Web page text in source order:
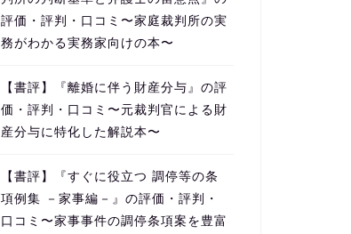
評価・評判・口コミ〜家庭裁判所の実
務がわかる実務家向けの本〜
【書評】『離婚に伴う財産分与』の評
価・評判・口コミ〜元裁判官による財
産分与に特化した解説本〜
【書評】『すぐに役立つ 調停等の条
項例集 －家事編－』の評価・評判・
口コミ〜家事事件の調停条項案を豊富